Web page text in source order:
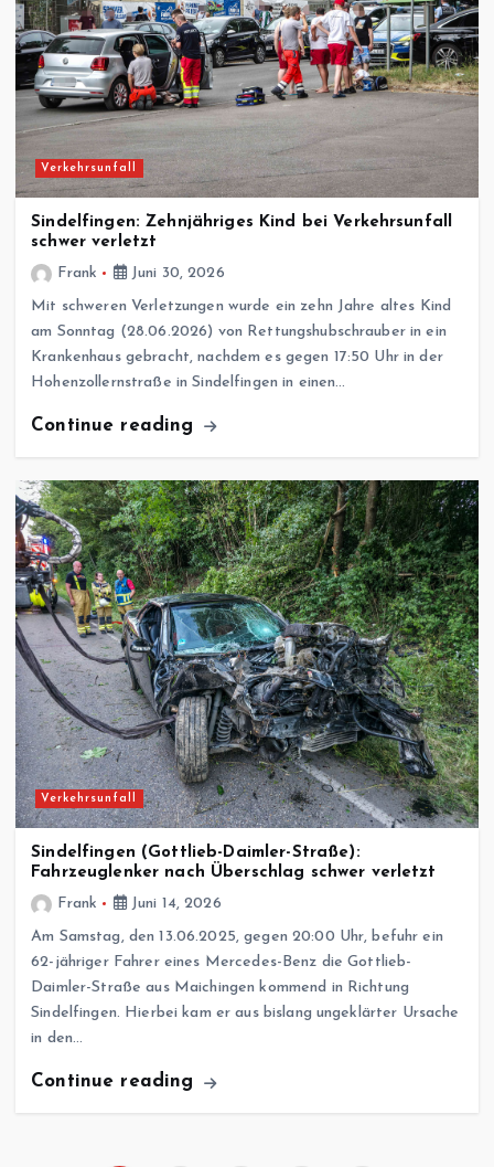
Verkehrsunfall
Sindelfingen: Zehnjähriges Kind bei Verkehrsunfall
schwer verletzt
Frank
Juni 30, 2026
Mit schweren Verletzungen wurde ein zehn Jahre altes Kind
am Sonntag (28.06.2026) von Rettungshubschrauber in ein
Krankenhaus gebracht, nachdem es gegen 17:50 Uhr in der
Hohenzollernstraße in Sindelfingen in einen…
Continue reading
Verkehrsunfall
Sindelfingen (Gottlieb-Daimler-Straße):
Fahrzeuglenker nach Überschlag schwer verletzt
Frank
Juni 14, 2026
Am Samstag, den 13.06.2025, gegen 20:00 Uhr, befuhr ein
62-jähriger Fahrer eines Mercedes-Benz die Gottlieb-
Daimler-Straße aus Maichingen kommend in Richtung
Sindelfingen. Hierbei kam er aus bislang ungeklärter Ursache
in den…
Continue reading